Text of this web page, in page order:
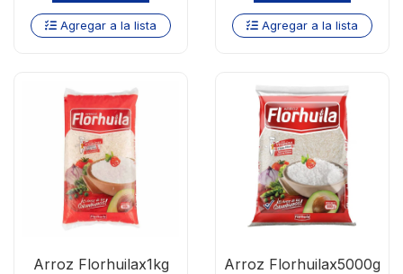
Agregar a la lista Agregar a la lista
Arroz Florhuilax1kg Arroz Florhuilax5000g